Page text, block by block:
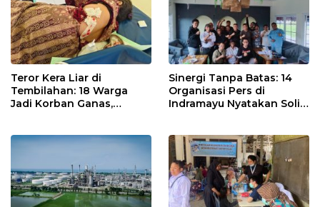
Teror Kera Liar di
Tembilahan: 18 Warga
Jadi Korban Ganas,
Sinergi Tanpa Batas: 14
Organisasi Pers di
Indramayu Nyatakan Solid